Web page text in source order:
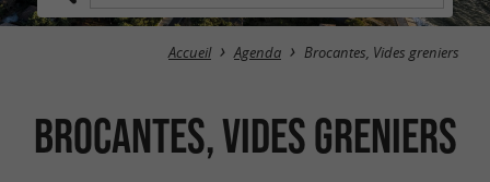
Accueil Agenda Brocantes, Vides greniers
Brocantes, Vides greniers